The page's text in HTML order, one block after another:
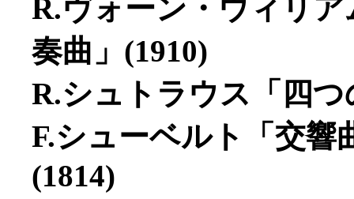
R.ヴォーン・ウィリ
奏曲」(1910)
R.シュトラウス「四つ
F.シューベルト「交響
(1814)